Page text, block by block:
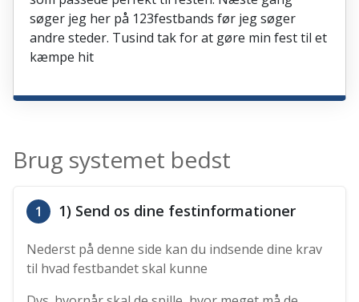
søger jeg her på 123festbands før jeg søger
andre steder. Tusind tak for at gøre min fest til et
kæmpe hit
Brug systemet bedst
1 1) Send os dine festinformationer
Nederst på denne side kan du indsende dine krav
til hvad festbandet skal kunne